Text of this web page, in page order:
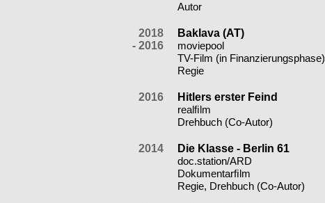
Autor
2018
- 2016
Baklava (AT)
moviepool
TV-Film (in Finanzierungsphase)
Regie
2016
Hitlers erster Feind
realﬁlm
Drehbuch (Co-Autor)
2014
Die Klasse - Berlin 61
doc.station/ARD
Dokumentarﬁlm
Regie, Drehbuch (Co-Autor)